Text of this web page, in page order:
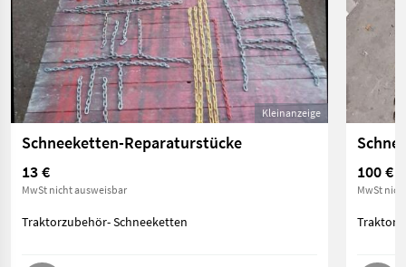
Kleinanzeige
Schneeketten-Reparaturstücke
13 €
MwSt nicht ausweisbar
Traktorzubehör- Schneeketten
100 €
MwSt